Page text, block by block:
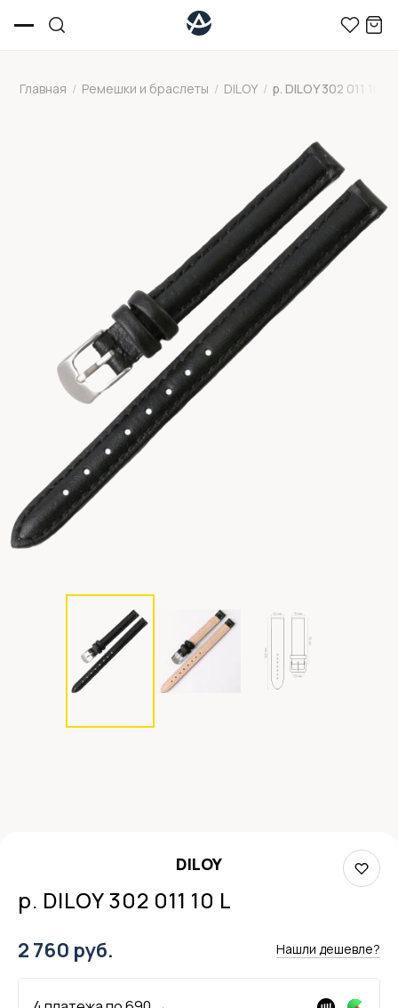
Главная / Ремешки и браслеты / DILOY / р. DILOY 302 011 10 L
DILOY
р. DILOY 302 011 10 L
2 760 руб. Нашли дешевле?